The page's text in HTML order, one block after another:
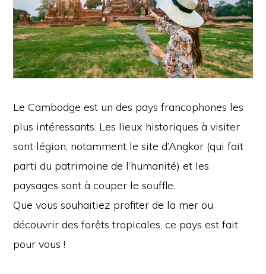
Le Cambodge est un des pays francophones les
plus intéressants. Les lieux historiques à visiter
sont légion, notamment le site d’Angkor (qui fait
parti du patrimoine de l’humanité) et les
paysages sont à couper le souffle.
Que vous souhaitiez profiter de la mer ou
découvrir des forêts tropicales, ce pays est fait
pour vous !